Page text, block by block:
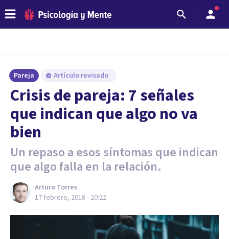
Pareja Artículo revisado
Crisis de pareja: 7 señales
que indican que algo no va
bien
Un repaso a esos síntomas que indican
que algo falla en la relación.
Arturo Torres
17 febrero, 2018 - 20:22